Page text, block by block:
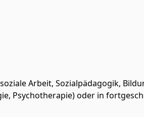
Arbeit, Sozialpädagogik,
Psychotherapie) oder in